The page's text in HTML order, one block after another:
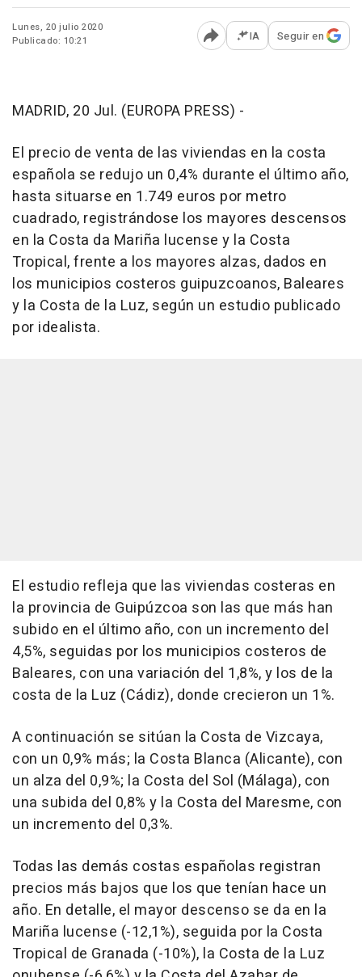
Lunes, 20 julio 2020
Publicado: 10:21
Abrir opciones para
IA Seguir en
MADRID, 20 Jul. (EUROPA PRESS) -
El precio de venta de las viviendas en la costa
española se redujo un 0,4% durante el último año,
hasta situarse en 1.749 euros por metro
cuadrado, registrándose los mayores descensos
en la Costa da Mariña lucense y la Costa
Tropical, frente a los mayores alzas, dados en
los municipios costeros guipuzcoanos, Baleares
y la Costa de la Luz, según un estudio publicado
por idealista.
El estudio refleja que las viviendas costeras en
la provincia de Guipúzcoa son las que más han
subido en el último año, con un incremento del
4,5%, seguidas por los municipios costeros de
Baleares, con una variación del 1,8%, y los de la
costa de la Luz (Cádiz), donde crecieron un 1%.
A continuación se sitúan la Costa de Vizcaya,
con un 0,9% más; la Costa Blanca (Alicante), con
un alza del 0,9%; la Costa del Sol (Málaga), con
una subida del 0,8% y la Costa del Maresme, con
un incremento del 0,3%.
Todas las demás costas españolas registran
precios más bajos que los que tenían hace un
año. En detalle, el mayor descenso se da en la
Mariña lucense (-12,1%), seguida por la Costa
Tropical de Granada (-10%), la Costa de la Luz